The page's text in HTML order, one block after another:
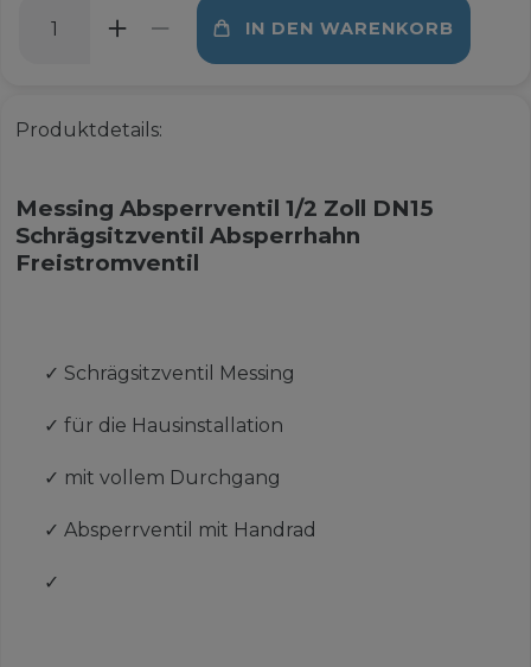
IN DEN WARENKORB
Produktdetails:
Messing Absperrventil 1/2 Zoll DN15
Schrägsitzventil Absperrhahn
Freistromventil
✓ Schrägsitzventil Messing
✓ für die Hausinstallation
✓ mit vollem Durchgang
✓ Absperrventil mit Handrad
✓